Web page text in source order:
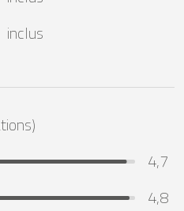
inclus
)
4,7
4,8